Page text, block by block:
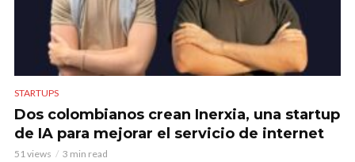
STARTUPS
Dos colombianos crean Inerxia, una startup
de IA para mejorar el servicio de internet
51 views 3 min read